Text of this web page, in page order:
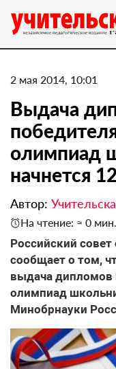
2 мая 2014, 10:01
Выдача
олимпиад
начнется
Автор:
На чтение: ≈ 0 мин.
Российский
сообщает о том,
выдача дипломов
олимпиад
Минобрнауки